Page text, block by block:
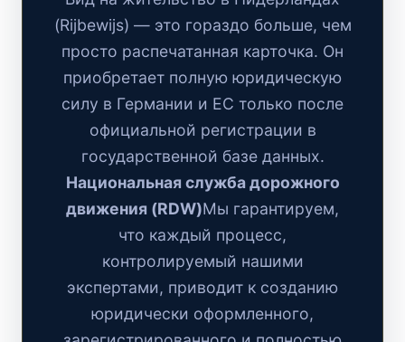
(Rijbewijs) — это гораздо больше, чем
просто распечатанная карточка. Он
приобретает полную юридическую
силу в Германии и ЕС только после
официальной регистрации в
государственной базе данных.
Национальная служба дорожного
движения (RDW)Мы гарантируем,
что каждый процесс,
контролируемый нашими
экспертами, приводит к созданию
юридически оформленного,